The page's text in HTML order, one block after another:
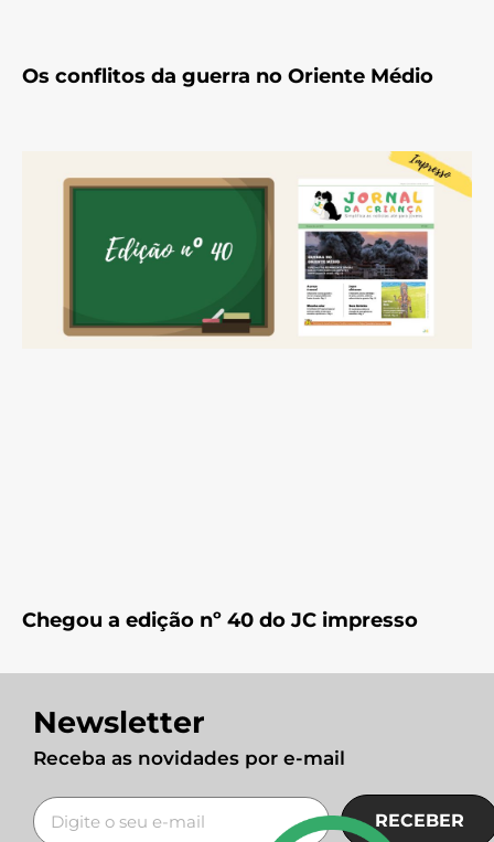
Os conflitos da guerra no Oriente Médio
Chegou a edição nº 40 do JC impresso
Newsletter
Receba as novidades por e-mail
RECEBER